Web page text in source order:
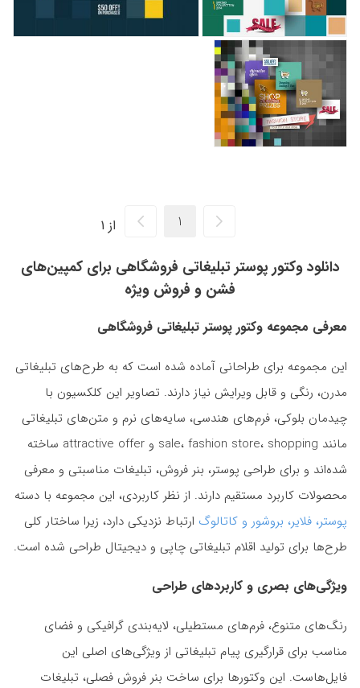
از 1
دانلود وکتور پوستر تبلیغاتی فروشگاهی برای کمپین‌های
فشن و فروش ویژه
معرفی مجموعه وکتور پوستر تبلیغاتی فروشگاهی
این مجموعه برای طراحانی آماده شده است که به طرح‌های تبلیغاتی
مدرن، رنگی و قابل ویرایش نیاز دارند. تصاویر این کلکسیون با
چیدمان بلوکی، فرم‌های هندسی، سایه‌های نرم و متن‌های تبلیغاتی
مانند sale، fashion store، shopping و attractive offer ساخته
شده‌اند و برای طراحی پوستر، بنر فروش، تبلیغات مناسبتی و معرفی
محصولات کاربرد مستقیم دارند. از نظر کاربردی، این مجموعه با دسته
پوستر، فلایر، بروشور و کاتالوگ ارتباط نزدیکی دارد، زیرا ساختار کلی
طرح‌ها برای تولید اقلام تبلیغاتی چاپی و دیجیتال طراحی شده است.
ویژگی‌های بصری و کاربردهای طراحی
رنگ‌های متنوع، فرم‌های مستطیلی، لایه‌بندی گرافیکی و فضای
مناسب برای قرارگیری پیام تبلیغاتی از ویژگی‌های اصلی این
فایل‌هاست. این وکتورها برای ساخت بنر فروش فصلی، تبلیغات